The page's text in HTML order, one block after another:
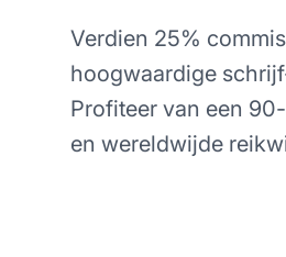
Verdien 25%
hoogwaardige
Profiteer van een
en wereldwijde